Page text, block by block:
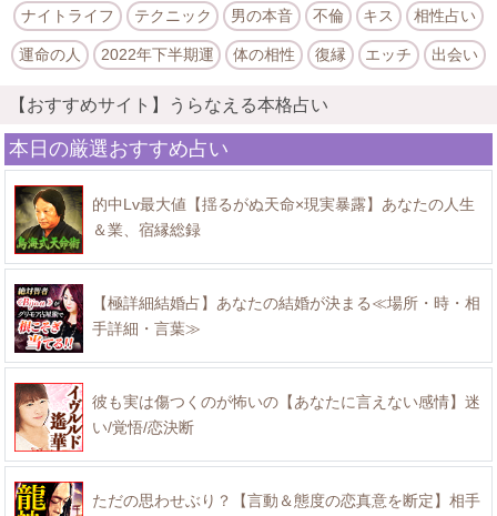
ナイトライフ テクニック 男の本音 不倫 キス 相性占い
運命の人 2022年下半期運 体の相性 復縁 エッチ 出会い
【おすすめサイト】うらなえる本格占い
本日の厳選おすすめ占い
的中Lv最大値【揺るがぬ天命×現実暴露】あなたの人生
＆業、宿縁総録
【極詳細結婚占】あなたの結婚が決まる≪場所・時・相
手詳細・言葉≫
彼も実は傷つくのが怖いの【あなたに言えない感情】迷
い/覚悟/恋決断
ただの思わせぶり？【言動＆態度の恋真意を断定】相手